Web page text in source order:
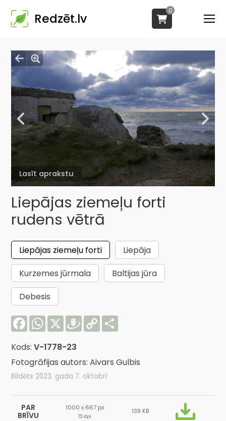
Redzēt.lv
0
Lasīt aprakstu
Liepājas ziemeļu forti
rudens vētrā
Liepājas ziemeļu forti
Liepāja
Kurzemes jūrmala
Baltijas jūra
Debesis
FacebookWhatsApp
X Draugiem
Copy
Link
Kods:V-1778-23
Fotogrāfijas autors: Aivars Gulbis
Bildēts 2023. gada 7. oktobrī
PAR
BRĪVU
1000 x 667 px
72 dpi
139 KB